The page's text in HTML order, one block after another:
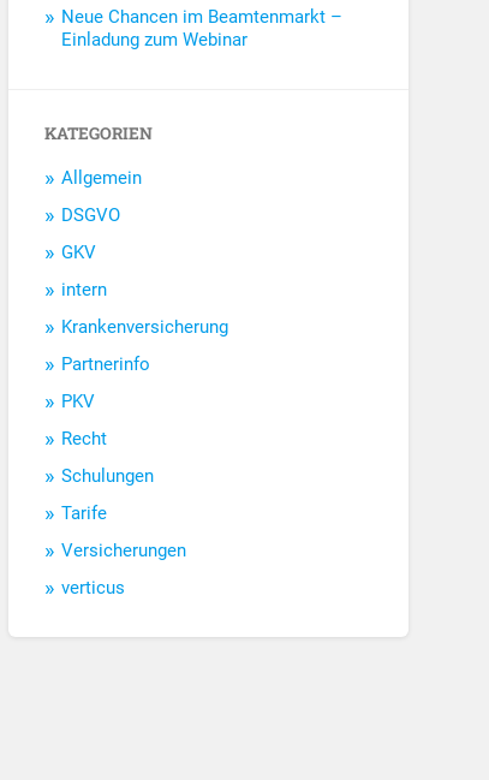
Neue Chancen im Beamtenmarkt –
Einladung zum Webinar
KATEGORIEN
Allgemein
DSGVO
GKV
intern
Krankenversicherung
Partnerinfo
PKV
Recht
Schulungen
Tarife
Versicherungen
verticus